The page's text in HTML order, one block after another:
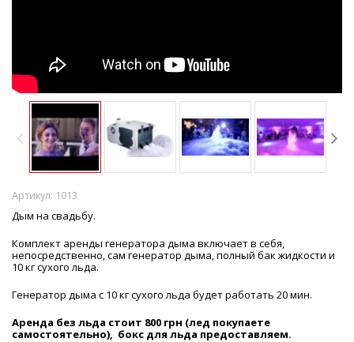
Артикул: 1013
Дым на свадьбу.
Комплект аренды генератора дыма включает в себя,
непосредственно, сам генератор дыма, полный бак жидкости и
10 кг сухого льда.
Генератор дыма с 10 кг сухого льда будет работать 20 мин.
Аренда без льда стоит 800 грн (лед покупаете
самостоятельно), бокс для льда предоставляем.